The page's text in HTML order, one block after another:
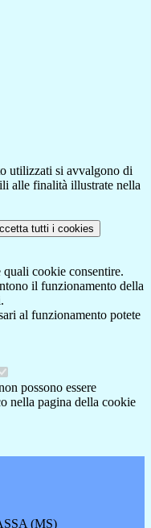
utilizzati si avvalgono di
alle finalità illustrate nella
tutti i cookies
quali cookie consentire.
il funzionamento della
al funzionamento potete
possono essere
nella pagina della cookie
(MS)